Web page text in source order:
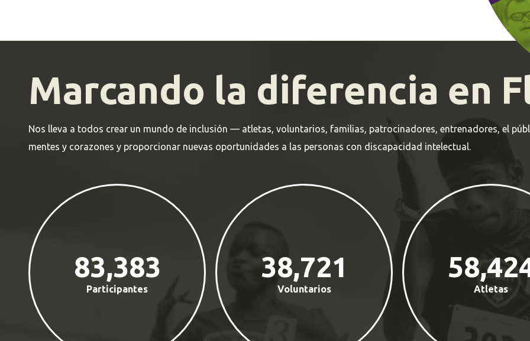
Marcando la diferencia en
Nos lleva a todos crear un mundo de inclusión — atletas, voluntarios, familias, patrocinadores, entrenadores, el
mentes y corazones y proporcionar nuevas oportunidades a las personas con discapacidad intelectual.
Participantes
83,383
Voluntarios
38,721
Atletas